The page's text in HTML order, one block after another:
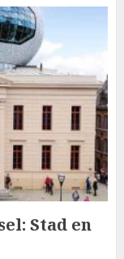
Stad en